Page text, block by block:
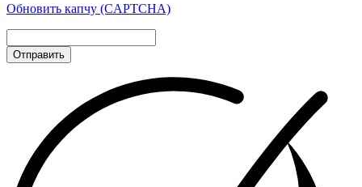
Обновить капчу (CAPTCHA)
Отправить